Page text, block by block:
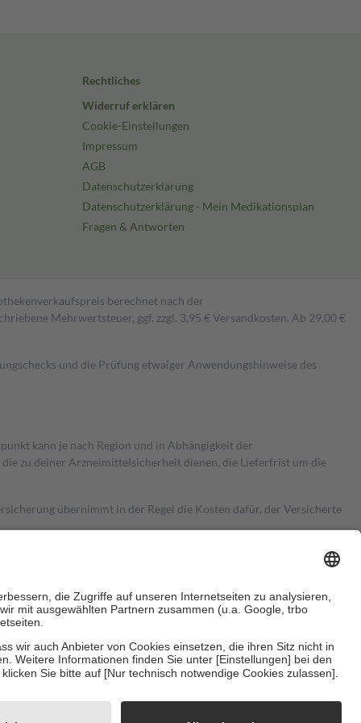
Rechtliches
Widerruf erklären
Cookie-Einstellungen
Impressum
AGB
Datenschutzerklärung
Datenschutzerklärung - Mein Medikationsplan
Fragen & Antworten
berechnet nach der
Mehrwertsteuer, ggf. zzgl. 3,95 € Versandkosten. Ab 29,00 €
und die Prüfung etwaiger Anwendungshinweise des
kann je nach Region und in Abhängigkeit der
zu deiner Arzneimittelsicherheit dienen, die Lieferfrist um die
übernimmt in der Regel die Kosten dafür, der Versicherte
Zuzahlungenan bei:
dass es sich um echte Bewertungen handelt. Mehr